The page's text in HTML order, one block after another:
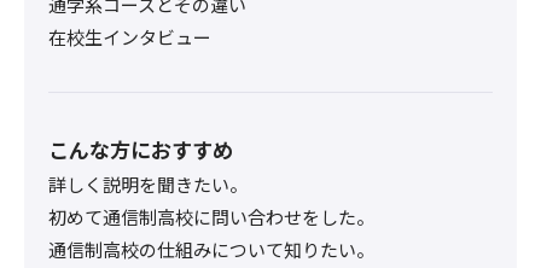
在校生インタビュー
こんな方におすすめ
詳しく説明を聞きたい。
初めて通信制高校に問い合わせをした。
通信制高校の仕組みについて知りたい。